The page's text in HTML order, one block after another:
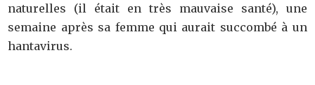
naturelles (il était en très mauvaise santé), une
semaine après sa femme qui aurait succombé à un
hantavirus.